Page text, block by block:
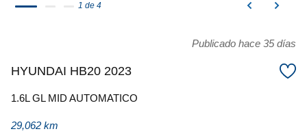
1 de 4
Publicado hace 35 días
HYUNDAI HB20 2023
1.6L GL MID AUTOMATICO
29,062 km